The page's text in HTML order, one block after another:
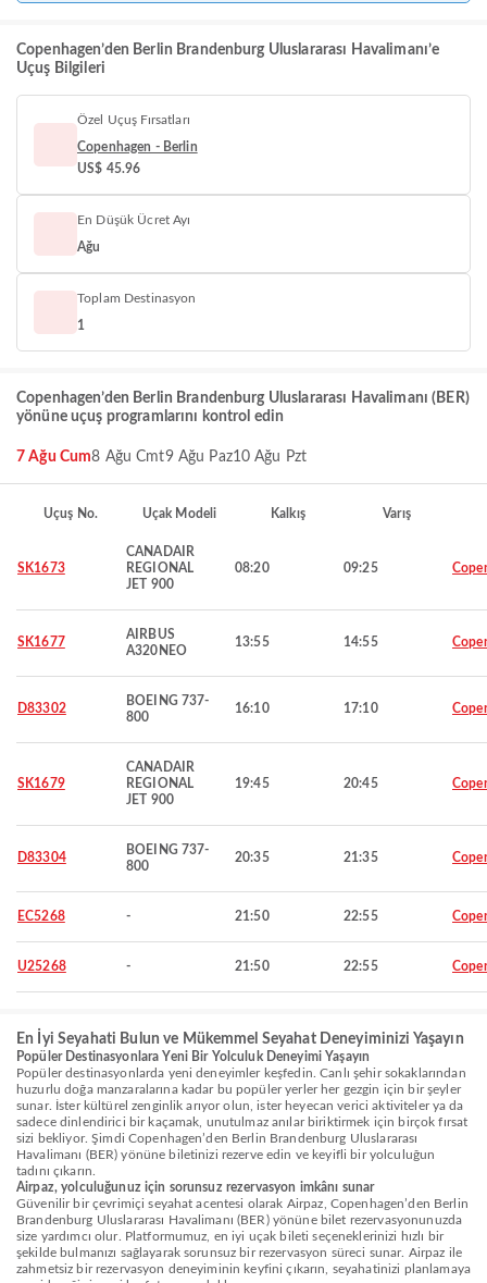
Copenhagen’den Berlin Brandenburg Uluslararası Havalimanı’e
Uçuş Bilgileri
Özel Uçuş Fırsatları
Copenhagen - Berlin
US$ 45.96
En Düşük Ücret Ayı
Ağu
Toplam Destinasyon
1
Copenhagen’den Berlin Brandenburg Uluslararası Havalimanı (BER)
yönüne uçuş programlarını kontrol edin
7 Ağu Cum8 Ağu Cmt9 Ağu Paz10 Ağu Pzt
Uçuş No. Uçak Modeli Kalkış Varış
SK1673
CANADAIR
REGIONAL
JET 900
08:20 09:25
SK1677
AIRBUS
A320NEO
13:55 14:55
D83302
BOEING 737-
800
16:10 17:10
SK1679
CANADAIR
REGIONAL
JET 900
19:45 20:45
D83304
BOEING 737-
800
20:35 21:35
EC5268 - 21:50 22:55
U25268 - 21:50 22:55
En İyi Seyahati Bulun ve Mükemmel Seyahat Deneyiminizi Yaşayın
Popüler Destinasyonlara Yeni Bir Yolculuk Deneyimi Yaşayın
Popüler destinasyonlarda yeni deneyimler keşfedin. Canlı şehir sokaklarından
huzurlu doğa manzaralarına kadar bu popüler yerler her gezgin için bir şeyler
sunar. İster kültürel zenginlik arıyor olun, ister heyecan verici aktiviteler ya da
sadece dinlendirici bir kaçamak, unutulmaz anılar biriktirmek için birçok fırsat
sizi bekliyor. Şimdi Copenhagen’den Berlin Brandenburg Uluslararası
Havalimanı (BER) yönüne biletinizi rezerve edin ve keyifli bir yolculuğun
tadını çıkarın.
Airpaz, yolculuğunuz için sorunsuz rezervasyon imkânı sunar
Güvenilir bir çevrimiçi seyahat acentesi olarak Airpaz, Copenhagen’den Berlin
Brandenburg Uluslararası Havalimanı (BER) yönüne bilet rezervasyonunuzda
size yardımcı olur. Platformumuz, en iyi uçak bileti seçeneklerinizi hızlı bir
şekilde bulmanızı sağlayarak sorunsuz bir rezervasyon süreci sunar. Airpaz ile
zahmetsiz bir rezervasyon deneyiminin keyfini çıkarın, seyahatinizi planlamaya